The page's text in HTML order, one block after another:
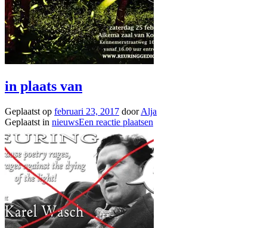
in plaats van
Geplaatst op februari 23, 2017 doorAlja
Geplaatst in nieuwsEen reactie plaatsen